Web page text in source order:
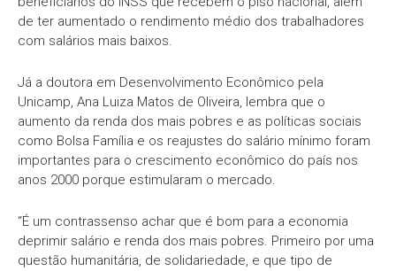
de ter aumentado o rendimento médio dos trabalhadores
com salários mais baixos.
Já a doutora em Desenvolvimento Econômico pela
Unicamp, Ana Luiza Matos de Oliveira, lembra que o
aumento da renda dos mais pobres e as políticas sociais
como Bolsa Família e os reajustes do salário mínimo foram
importantes para o crescimento econômico do país nos
anos 2000 porque estimularam o mercado.
“É um contrassenso achar que é bom para a economia
deprimir salário e renda dos mais pobres. Primeiro por uma
questão humanitária, de solidariedade, e que tipo de